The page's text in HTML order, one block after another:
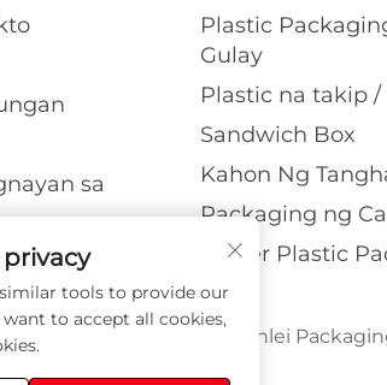
sa
Plastic
Gulay
Plastic na takip
Sandwich Box
Kahon Ng
Packaging ng
Blister Plastic
© 2026 Suzhou Yunlei
tools to provide our
to accept all cookies,